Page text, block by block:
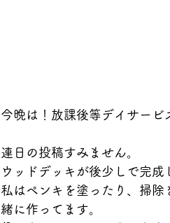
今晩は！放課後等デイサービ
連日の投稿すみません。
ウッドデッキが後少しで完
私はペンキを塗ったり、掃
緒に作ってます。